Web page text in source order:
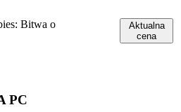
Bitwa o
Aktualna
cena
PC